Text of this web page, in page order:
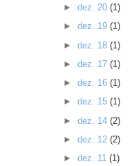
► dez. 20 (1)
► dez. 19 (1)
► dez. 18 (1)
► dez. 17 (1)
► dez. 16 (1)
► dez. 15 (1)
► dez. 14 (2)
► dez. 12 (2)
► dez. 11 (1)